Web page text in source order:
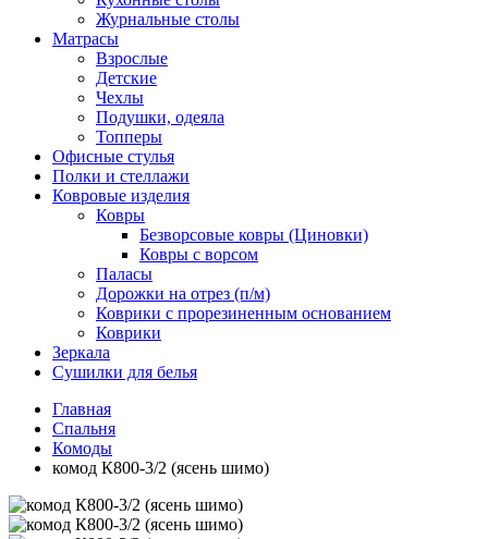
Журнальные столы
Матрасы
Взрослые
Детские
Чехлы
Подушки, одеяла
Топперы
Офисные стулья
Полки и стеллажи
Ковровые изделия
Ковры
Безворсовые ковры (Циновки)
Ковры с ворсом
Паласы
Дорожки на отрез (п/м)
Коврики с прорезиненным основанием
Коврики
Зеркала
Сушилки для белья
Главная
Спальня
Комоды
комод К800-3/2 (ясень шимо)